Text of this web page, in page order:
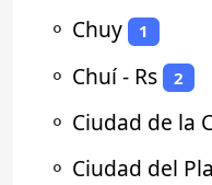
⚬ Chuy 1
⚬ Chuí - Rs 2
⚬ Ciudad de la
⚬ Ciudad del